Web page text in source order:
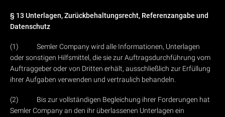
§ 13 Unterlagen, Zurückbehaltungsrecht, Referenzangabe und
Datenschutz
(1) Semler Company wird alle Informationen, Unterlagen
oder sonstigen Hilfsmittel, die sie zur Auftragsdurchführung vom
Auftraggeber oder von Dritten erhält, ausschließlich zur Erfüllung
ihrer Aufgaben verwenden und vertraulich behandeln.
(2) Bis zur vollständigen Begleichung ihrer Forderungen hat
Semler Company an den ihr überlassenen Unterlagen ein